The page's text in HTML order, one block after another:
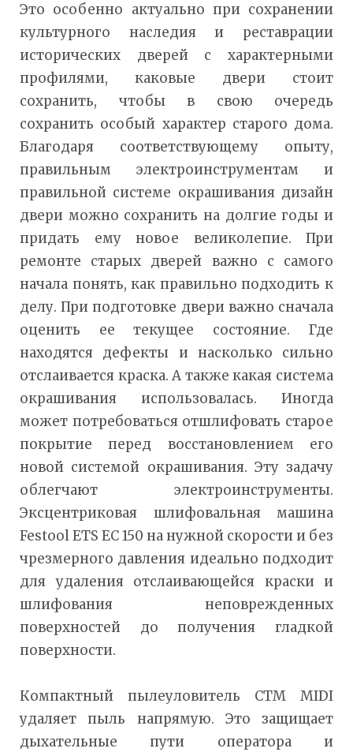
Это особенно актуально при сохранении
культурного наследия и реставрации
исторических дверей с характерными
профилями, каковые двери стоит
сохранить, чтобы в свою очередь
сохранить особый характер старого дома.
Благодаря соответствующему опыту,
правильным электроинструментам и
правильной системе окрашивания дизайн
двери можно сохранить на долгие годы и
придать ему новое великолепие. При
ремонте старых дверей важно с самого
начала понять, как правильно подходить к
делу. При подготовке двери важно сначала
оценить ее текущее состояние. Где
находятся дефекты и насколько сильно
отслаивается краска. А также какая система
окрашивания использовалась. Иногда
может потребоваться отшлифовать старое
покрытие перед восстановлением его
новой системой окрашивания. Эту задачу
облегчают электроинструменты.
Эксцентриковая шлифовальная машина
Festool ETS EC 150 на нужной скорости и без
чрезмерного давления идеально подходит
для удаления отслаивающейся краски и
шлифования неповрежденных
поверхностей до получения гладкой
поверхности.
Компактный пылеуловитель CTM MIDI
удаляет пыль напрямую. Это защищает
дыхательные пути оператора и